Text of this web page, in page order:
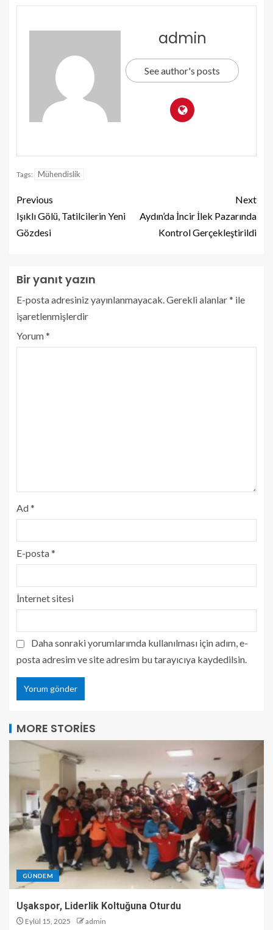
admin
See author's posts
Tags: Mühendislik
Previous
Işıklı Gölü, Tatilcilerin Yeni
Gözdesi
Next
Aydın’da İncir İlek Pazarında
Kontrol Gerçekleştirildi
Bir yanıt yazın
E-posta adresiniz yayınlanmayacak. Gerekli alanlar* ile
işaretlenmişlerdir
Yorum*
Ad*
E-posta*
İnternet sitesi
Daha sonraki yorumlarımda kullanılması için adım, e-
posta adresim ve site adresim bu tarayıcıya kaydedilsin.
MORE STORIES
GÜNDEM
Uşakspor, Liderlik Koltuğuna Oturdu
Eylül 15, 2025 admin